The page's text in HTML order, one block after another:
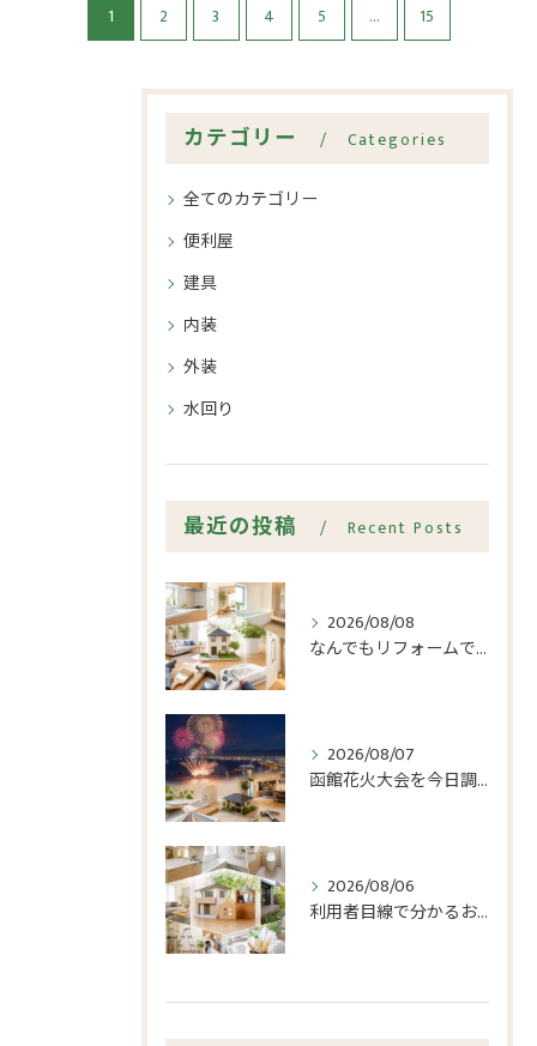
1 2 3 4 5 ... 15
カテゴリー Categories
全てのカテゴリー
便利屋
建具
内装
外装
水回り
最近の投稿 Recent Posts
2026/08/08
なんでもリフォームで小修繕の費用不安を軽く
2026/08/07
函館花火大会を今日調べる前に見る開催日と順延
2026/08/06
利用者目線で分かるおうち工房たぐちの安心感
お問い合わせはこちら
お問い合わせはこちら